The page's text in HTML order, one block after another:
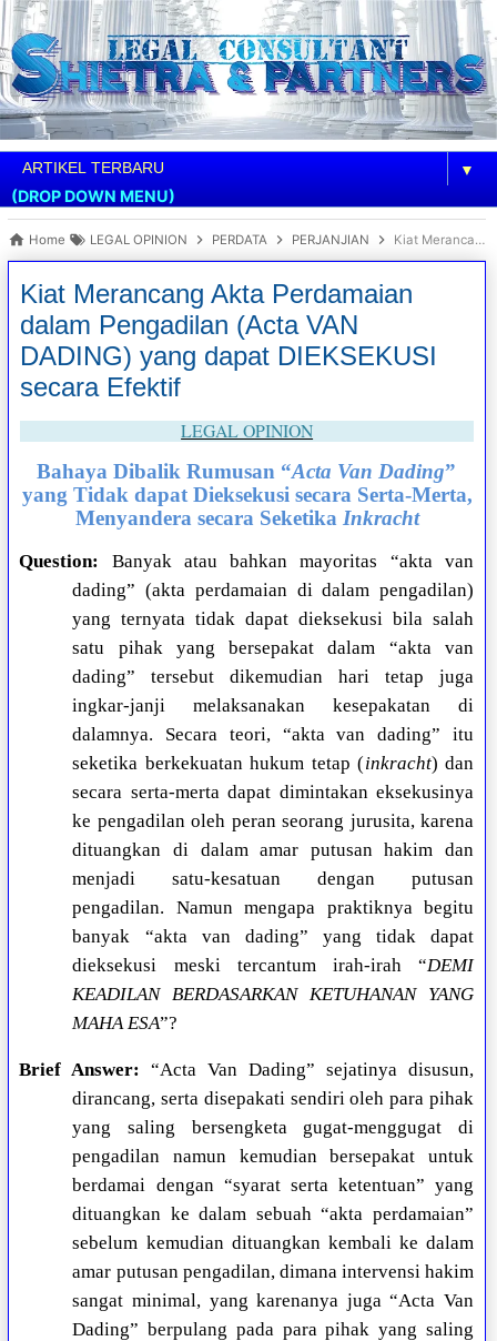
▼
(DROP DOWN MENU)
Home LEGAL OPINION PERDATA PERJANJIAN Kiat Merancang Akta Perdamaian dalam Pengadilan (Acta VAN DADING) yang dapat DIEKSEKUSI secara Efektif
Kiat Merancang Akta Perdamaian
dalam Pengadilan (Acta VAN
DADING) yang dapat DIEKSEKUSI
secara Efektif
LEGAL OPINION
Bahaya Dibalik Rumusan “Acta Van Dading”
yang Tidak dapat Dieksekusi secara Serta-Merta,
Menyandera secara Seketika Inkracht
Question:
Banyak atau bahkan mayoritas “akta van
dading” (akta perdamaian di dalam pengadilan)
yang ternyata tidak dapat dieksekusi bila salah
satu pihak yang bersepakat dalam “akta van
dading” tersebut dikemudian hari tetap juga
ingkar-janji melaksanakan kesepakatan di
dalamnya. Secara teori, “akta van dading” itu
seketika berkekuatan hukum tetap (inkracht) dan
secara serta-merta dapat dimintakan eksekusinya
ke pengadilan oleh peran seorang jurusita, karena
dituangkan di dalam amar putusan hakim dan
menjadi satu-kesatuan dengan putusan
pengadilan. Namun mengapa praktiknya begitu
banyak “akta van dading” yang tidak dapat
dieksekusi meski tercantum irah-irah “DEMI
KEADILAN BERDASARKAN KETUHANAN YANG
MAHA ESA”?
Brief Answer: “Acta Van Dading” sejatinya disusun,
dirancang, serta disepakati sendiri oleh para pihak
yang saling bersengketa gugat-menggugat di
pengadilan namun kemudian bersepakat untuk
berdamai dengan “syarat serta ketentuan” yang
dituangkan ke dalam sebuah “akta perdamaian”
sebelum kemudian dituangkan kembali ke dalam
amar putusan pengadilan, dimana intervensi hakim
sangat minimal, yang karenanya juga “Acta Van
Dading” berpulang pada para pihak yang saling